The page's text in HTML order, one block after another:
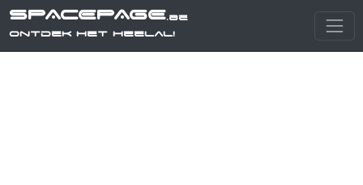
SPACEPAGE.be
Ontdek het heelal!